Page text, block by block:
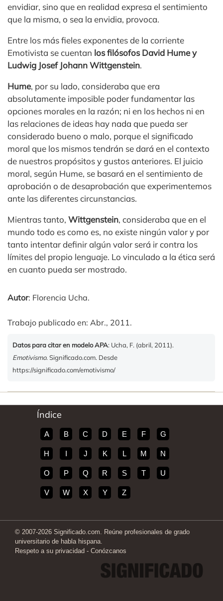
envidiar, sino que en realidad expresa el sentimiento
que la misma, o sea la envidia, provoca.
Entre los más fieles exponentes de la corriente
Emotivista se cuentan los filósofos David Hume y
Ludwig Josef Johann Wittgenstein.
Hume, por su lado, consideraba que era
absolutamente imposible poder fundamentar las
opciones morales en la razón; ni en los hechos ni en
las relaciones de ideas hay nada que pueda ser
considerado bueno o malo, porque el significado
moral que los mismos tendrán se dará en el contexto
de nuestros propósitos y gustos anteriores. El juicio
moral, según Hume, se basará en el sentimiento de
aprobación o de desaprobación que experimentemos
ante las diferentes circunstancias.
Mientras tanto, Wittgenstein, consideraba que en el
mundo todo es como es, no existe ningún valor y por
tanto intentar definir algún valor será ir contra los
límites del propio lenguaje. Lo vinculado a la ética será
en cuanto pueda ser mostrado.
Autor: Florencia Ucha.
Trabajo publicado en: Abr., 2011.
Datos para citar en modelo APA: Ucha, F. (abril, 2011).
Emotivismo. Significado.com. Desde
https://significado.com/emotivismo/
Índice
A B C D E F G
H I J K L M N
O P Q R S T U
V W X Y Z
© 2007-2026 Significado.com. Reúne profesionales de grado
universitario de habla hispana.
Respeto a su privacidad - Conózcanos